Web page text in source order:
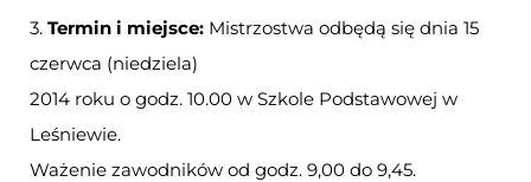
3. Termin i miejsce: Mistrzostwa odbędą się dnia 15
czerwca (niedziela)
2014 roku o godz. 10.00 w Szkole Podstawowej w
Leśniewie.
Ważenie zawodników od godz. 9,00 do 9,45.